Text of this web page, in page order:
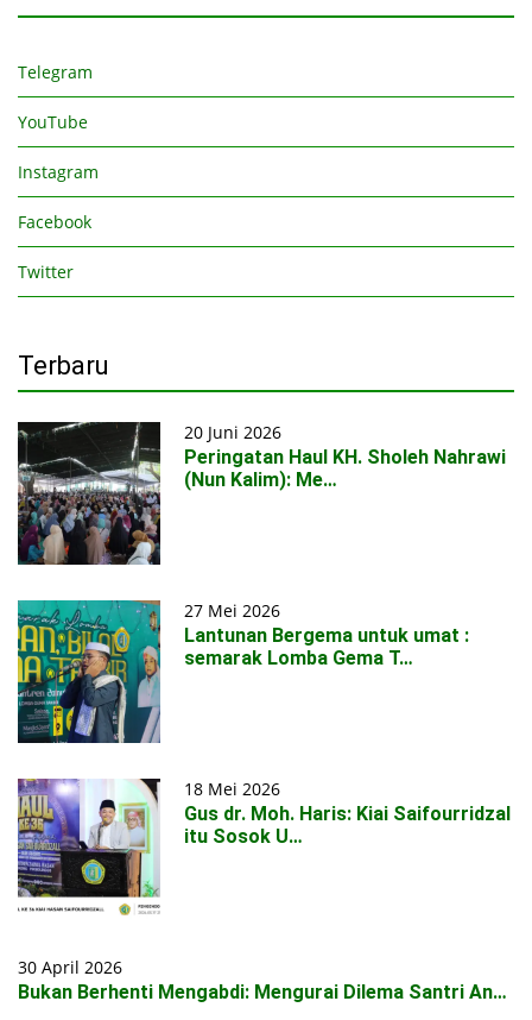
Telegram
YouTube
Instagram
Facebook
Twitter
Terbaru
20 Juni 2026
Peringatan Haul KH. Sholeh Nahrawi
(Nun Kalim): Me…
27 Mei 2026
Lantunan Bergema untuk umat :
semarak Lomba Gema T…
18 Mei 2026
Gus dr. Moh. Haris: Kiai Saifourridzal
itu Sosok U…
30 April 2026
Bukan Berhenti Mengabdi: Mengurai Dilema Santri An…